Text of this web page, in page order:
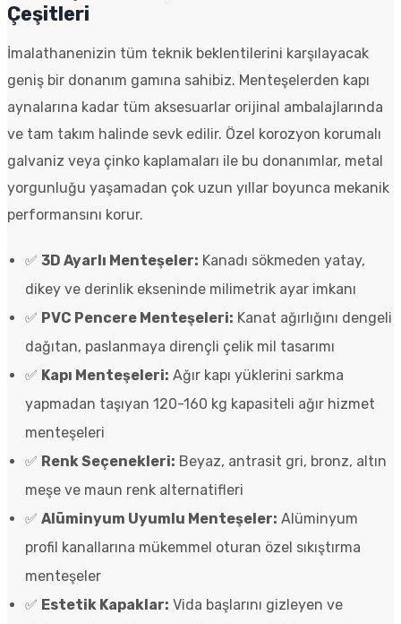
Çeşitleri
İmalathanenizin tüm teknik beklentilerini karşılayacak
geniş bir donanım gamına sahibiz. Menteşelerden kapı
aynalarına kadar tüm aksesuarlar orijinal ambalajlarında
ve tam takım halinde sevk edilir. Özel korozyon korumalı
galvaniz veya çinko kaplamaları ile bu donanımlar, metal
yorgunluğu yaşamadan çok uzun yıllar boyunca mekanik
performansını korur.
✅ 3D Ayarlı Menteşeler: Kanadı sökmeden yatay,
dikey ve derinlik ekseninde milimetrik ayar imkanı
✅ PVC Pencere Menteşeleri: Kanat ağırlığını dengeli
dağıtan, paslanmaya dirençli çelik mil tasarımı
✅ Kapı Menteşeleri: Ağır kapı yüklerini sarkma
yapmadan taşıyan 120-160 kg kapasiteli ağır hizmet
menteşeleri
✅ Renk Seçenekleri: Beyaz, antrasit gri, bronz, altın
meşe ve maun renk alternatifleri
✅ Alüminyum Uyumlu Menteşeler: Alüminyum
profil kanallarına mükemmel oturan özel sıkıştırma
menteşeler
✅ Estetik Kapaklar: Vida başlarını gizleyen ve